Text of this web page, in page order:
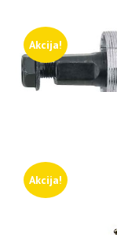
Akcija!
Akcija!